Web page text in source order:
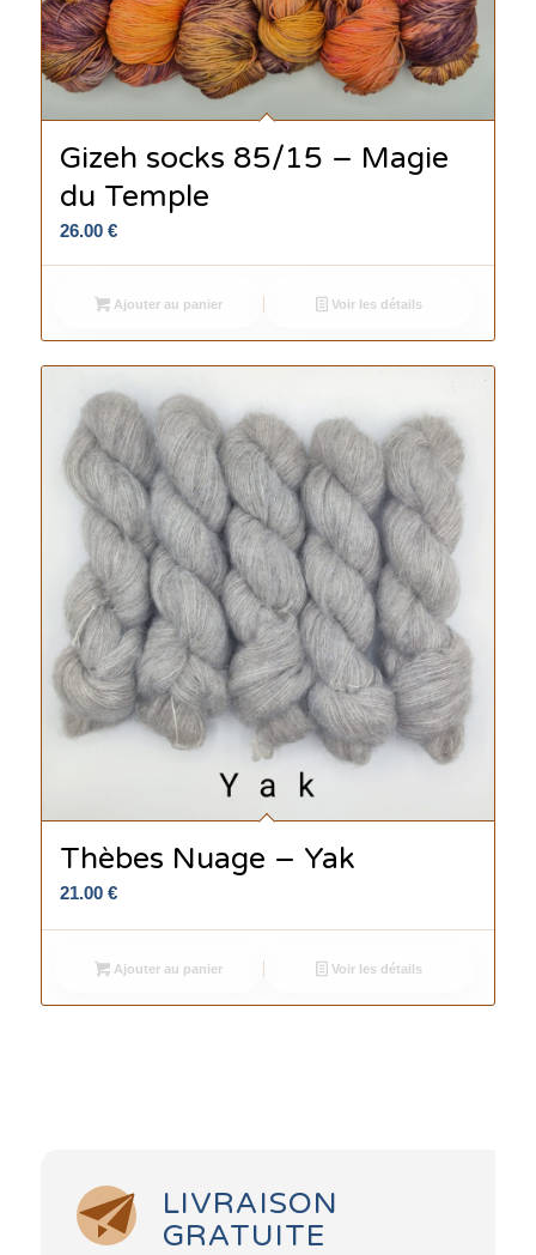
Gizeh socks 85/15 – Magie
du Temple
26.00 €
Ajouter au panier Voir les détails
Thèbes Nuage – Yak
21.00 €
Ajouter au panier Voir les détails
LIVRAISON
GRATUITE